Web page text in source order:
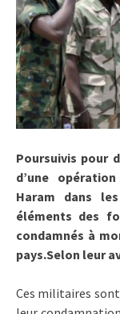
Poursuivis pour
d’une
Haram dans
éléments des
condamnés à
pays.Selon leur
Ces militaires